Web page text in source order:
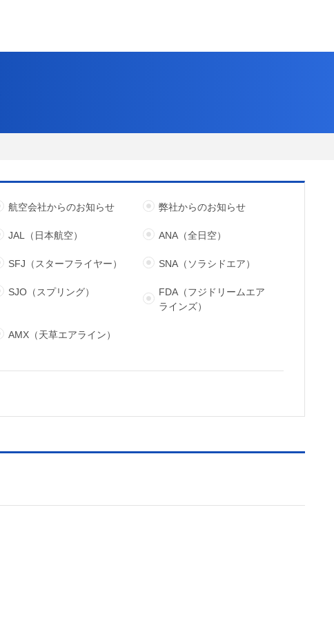
航空会社からのお知らせ 弊社からのお知らせ
JAL（日本航空） ANA（全日空）
SFJ（スターフライヤー） SNA（ソラシドエア）
SJO（スプリング）
FDA（フジドリームエア
ラインズ）
AMX（天草エアライン）